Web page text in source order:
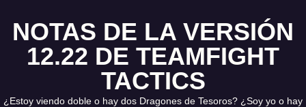
NOTAS DE LA VERSIÓN
12.22 DE TEAMFIGHT
TACTICS
¿Estoy viendo doble o hay dos Dragones de Tesoros? ¿Soy yo o hay